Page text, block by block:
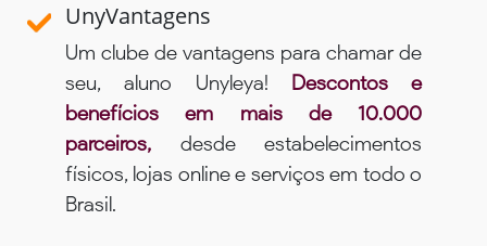
UnyVantagens
Um clube de vantagens para chamar de
seu, aluno Unyleya! Descontos e
benefícios em mais de 10.000
parceiros, desde estabelecimentos
físicos, lojas online e serviços em todo o
Brasil.